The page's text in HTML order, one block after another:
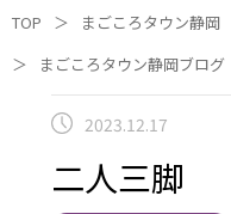
TOP ＞
まごころタウン静岡
＞
まごころタウン静岡ブログ
2023.12.17
二人三脚